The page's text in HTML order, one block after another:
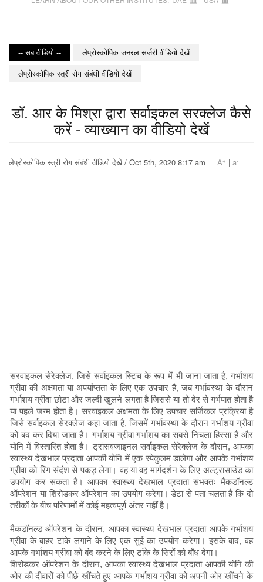
-- सब वीडियो --
लेप्रोस्कोपिक जनरल सर्जरी वीडियो देखें
लेप्रोस्कोपिक स्त्री रोग संबंधी वीडियो देखें
डॉ. आर के मिश्रा द्वारा सर्वाइकल सरक्लेज कैसे
करें - व्याख्यान का वीडियो देखें
लेप्रोस्कोपिक स्त्री रोग संबंधी वीडियो देखें / Oct 5th, 2020 8:17 am A+ | a-
सरवाइकल सेरेक्लेज, जिसे सर्वाइकल स्टिच के रूप में भी जाना जाता है, गर्भाशय
ग्रीवा की अक्षमता या अपर्याप्तता के लिए एक उपचार है, जब गर्भावस्था के दौरान
गर्भाशय ग्रीवा छोटा और जल्दी खुलने लगता है जिससे या तो देर से गर्भपात होता है
या पहले जन्म होता है। सरवाइकल अक्षमता के लिए उपचार सर्जिकल प्रक्रिया है
जिसे सर्वाइकल सेरक्लेज कहा जाता है, जिसमें गर्भावस्था के दौरान गर्भाशय ग्रीवा
को बंद कर दिया जाता है। गर्भाशय ग्रीवा गर्भाशय का सबसे निचला हिस्सा है और
योनि में विस्तारित होता है। ट्रांसवजाइनल सर्वाइकल सेरेक्लेज के दौरान, आपका
स्वास्थ्य देखभाल प्रदाता आपकी योनि में एक स्पेकुलम डालेगा और आपके गर्भाशय
ग्रीवा को रिंग संदंश से पकड़ लेगा। वह या वह मार्गदर्शन के लिए अल्ट्रासाउंड का
उपयोग कर सकता है। आपका स्वास्थ्य देखभाल प्रदाता संभवतः मैकडॉनल्ड
ऑपरेशन या शिरोडकर ऑपरेशन का उपयोग करेगा। डेटा से पता चलता है कि दो
तरीकों के बीच परिणामों में कोई महत्वपूर्ण अंतर नहीं है।
मैकडॉनल्ड ऑपरेशन के दौरान, आपका स्वास्थ्य देखभाल प्रदाता आपके गर्भाशय
ग्रीवा के बाहर टांके लगाने के लिए एक सुई का उपयोग करेगा। इसके बाद, वह
आपके गर्भाशय ग्रीवा को बंद करने के लिए टांके के सिरों को बाँध देगा।
शिरोडकर ऑपरेशन के दौरान, आपका स्वास्थ्य देखभाल प्रदाता आपकी योनि की
ओर की दीवारों को पीछे खींचते हुए आपके गर्भाशय ग्रीवा को अपनी ओर खींचने के